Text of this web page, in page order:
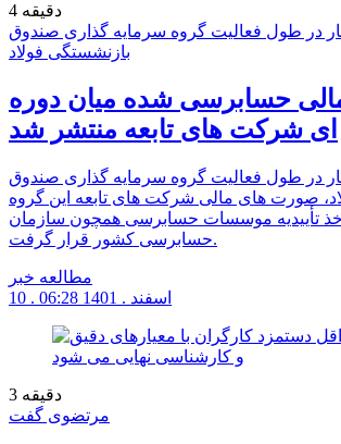
4 دقیقه
در طول فعالیت گروه سرمایه گذاری صندوق
بازنشستگی فولاد
حسابرسی شده میان دوره
ای شرکت های تابعه منتشر شد
در طول فعالیت گروه سرمایه گذاری صندوق
صورت های مالی شرکت های تابعه این گروه
تأییدیه موسسات حسابرسی همچون سازمان
حسابرسی کشور قرار گرفت.
مطالعه خبر
10 . اسفند . 1401
06:28
3 دقیقه
مرتضوی گفت